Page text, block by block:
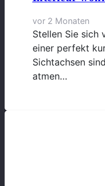
vor 2 Monaten
Stellen Sie sich
einer perfekt
Sichtachsen
atmen…